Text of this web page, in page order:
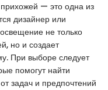
— это одна из
дизайнер или
не только
но и создает
При выборе следует
помогут найти
задач и предпочтений